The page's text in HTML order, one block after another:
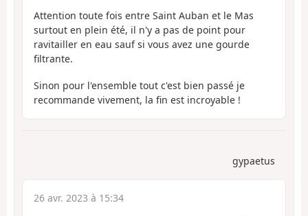
Attention toute fois entre Saint Auban et le Mas
surtout en plein été, il n'y a pas de point pour
ravitailler en eau sauf si vous avez une gourde
filtrante.
Sinon pour l'ensemble tout c'est bien passé je
recommande vivement, la fin est incroyable !
gypaetus
26 avr. 2023 à 15:34